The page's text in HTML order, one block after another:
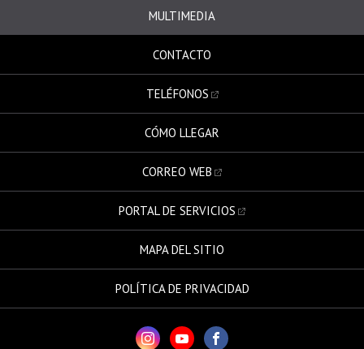
MULTIMEDIA
CONTACTO
TELÉFONOS
CÓMO LLEGAR
CORREO WEB
PORTAL DE SERVICIOS
MAPA DEL SITIO
POLÍTICA DE PRIVACIDAD